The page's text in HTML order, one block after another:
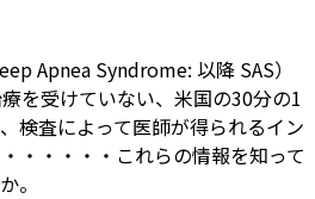
Apnea Syndrome: 以降 SAS）
を受けていない、米国の30分の1
検査によって医師が得られるイン
・・・・・これらの情報を知って
。